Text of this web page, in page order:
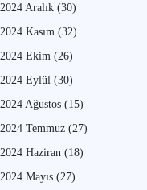
2024 Aralık (30)
2024 Kasım (32)
2024 Ekim (26)
2024 Eylül (30)
2024 Ağustos (15)
2024 Temmuz (27)
2024 Haziran (18)
2024 Mayıs (27)